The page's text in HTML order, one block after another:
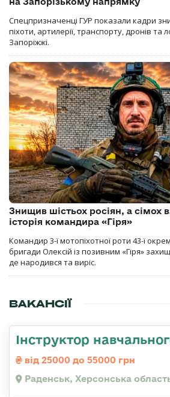
Спецпризначенці ГУР показали кадри
піхоти, артилерії, транспорту, дронів та
Запоріжжі.
Знищив шістьох росіян, а сімох
історія командира «Гіря»
Командир 3-ї мотопіхотної роти 43-ї
бригади Олексій із позивним «Гіря»
де народився та виріс.
ВАКАНСІЇ
Інструктор
від 25000 до 55000 грн
Раденськ, Херсонська